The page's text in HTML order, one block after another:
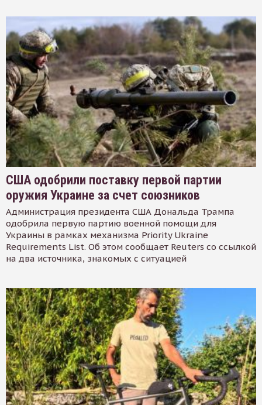
США одобрили поставку первой партии
оружия Украине за счет союзников
Администрация президента США Дональда Трампа
одобрила первую партию военной помощи для
Украины в рамках механизма Priority Ukraine
Requirements List. Об этом сообщает Reuters со ссылкой
на два источника, знакомых с ситуацией